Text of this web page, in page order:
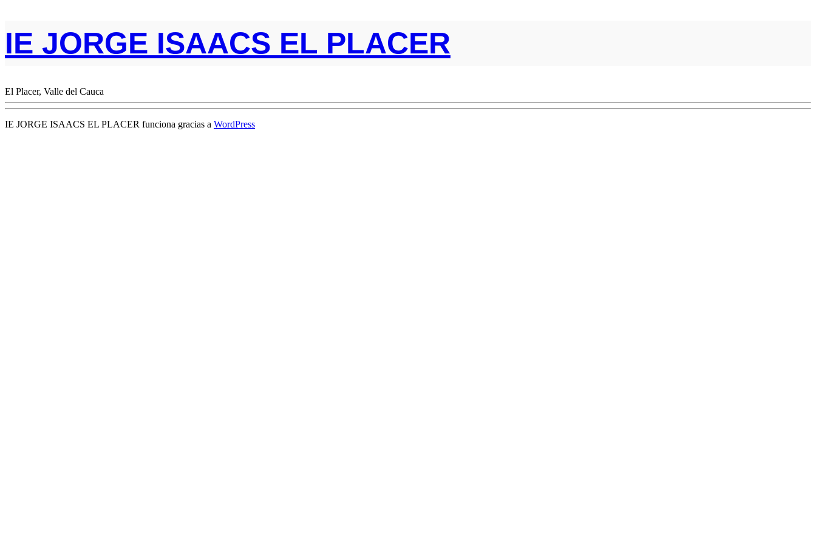
IE JORGE ISAACS EL PLACER
El Placer, Valle del Cauca
IE JORGE ISAACS EL PLACER funciona gracias a WordPress